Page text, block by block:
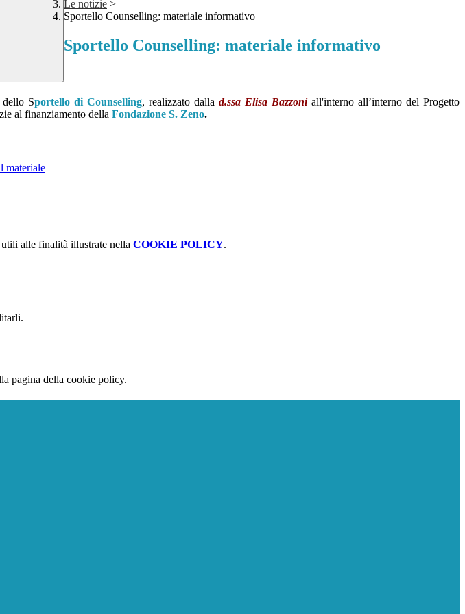
Le notizie >
Sportello Counselling: materiale informativo
Sportello Counselling: materiale informativo
dello Sportello di Counselling, realizzato dalla d.ssa Elisa Bazzoniall'interno all’interno del Progetto
al finanziamento della Fondazione S. Zeno.
materiale
alle finalità illustrate nella COOKIE POLICY.
pagina della cookie policy.